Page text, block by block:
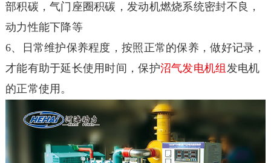
部积碳，气门座圈积碳，发动机燃烧系统密封不良，
动力性能下降等
6、日常维护保养程度，按照正常的保养，做好记录，
才能有助于延长使用时间，保护沼气发电机组 发电机
的正常使用。